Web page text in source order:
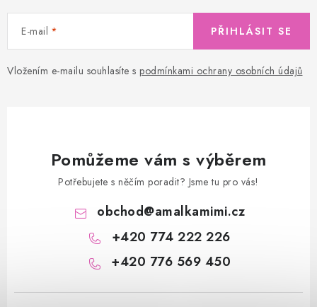
E-mail
Vložením e-mailu souhlasíte s podmínkami ochrany osobních údajů
PŘIHLÁSIT SE
Pomůžeme vám s výběrem
Potřebujete s něčím poradit? Jsme tu pro vás!
obchod@amalkamimi.cz
+420 774 222 226
+420 776 569 450